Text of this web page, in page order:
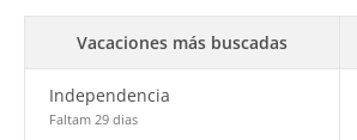
Vacaciones más buscadas
Independencia
Faltam 29 dias